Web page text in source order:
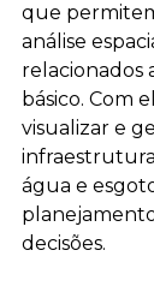
que
análise
relacionados
básico. Com
visualizar e
água e
decisões.